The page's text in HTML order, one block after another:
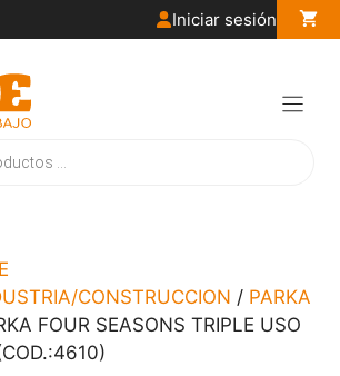
Iniciar sesión
CONSTRUCCION / PARKA
FOUR SEASONS TRIPLE USO